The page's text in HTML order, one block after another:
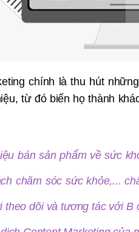
chính là thu hút
từ đó biến họ thành
bán sản phẩm về sức
chăm sóc sức khỏe,...
theo dõi và tương tác với